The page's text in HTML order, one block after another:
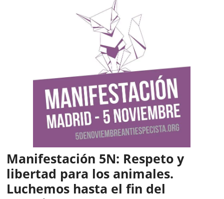
Manifestación 5N: Respeto y
libertad para los animales.
Luchemos hasta el fin del